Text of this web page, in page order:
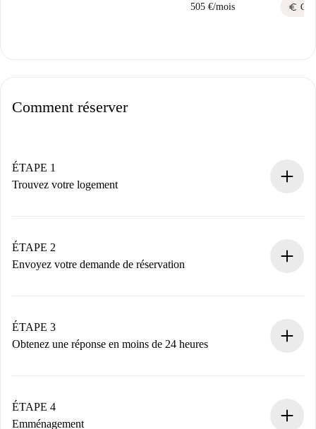
505 €/mois euro
Comment réserver
ÉTAPE 1
Trouvez votre logement
Vous disposez à l’avance de toutes les informations
nécessaires.
ÉTAPE 2
Envoyez votre demande de réservation
Nous ne vous facturerons rien tant que le propriétaire
n’aura pas accepté.
ÉTAPE 3
Obtenez une réponse en moins de 24 heures
contact avec le propriétaire.
Si refusé : aucun prélèvement et nous vous proposerons
ÉTAPE 4
Emménagement